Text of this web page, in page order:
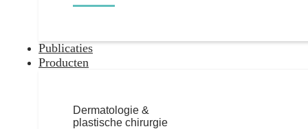
Publicaties
Producten
Dermatologie &
plastische chirurgie